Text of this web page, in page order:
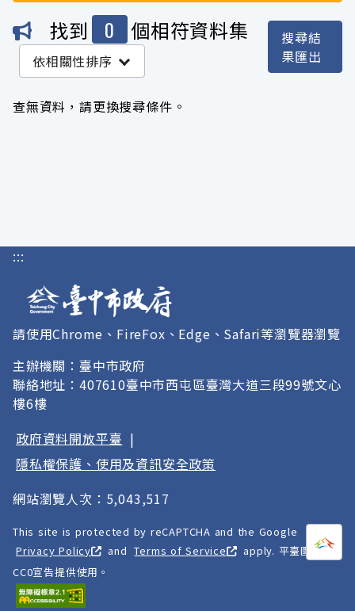
機關找到 0 個相符資料集
依相關性排序
搜尋結
果匯出
查無資料，請更換搜尋條件。
打開
:::
請使用Chrome、FireFox、Edge、Safari等瀏覽器瀏覽
主辦機關：臺中市政府
聯絡地址：407610臺中市西屯區臺灣大道三段99號文心
樓6樓
政府資料開放平臺 |
隱私權保護、使用及資訊安全政策
網站瀏覽人次：5,043,517
This site is protected by reCAPTCHA and the Google
Privacy Policy
and Terms of Service
apply. 平臺圖像以
CC0宣告提供使用。